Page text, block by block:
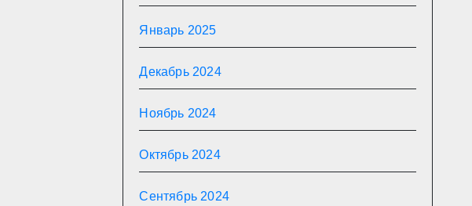
Январь 2025
Декабрь 2024
Ноябрь 2024
Октябрь 2024
Сентябрь 2024